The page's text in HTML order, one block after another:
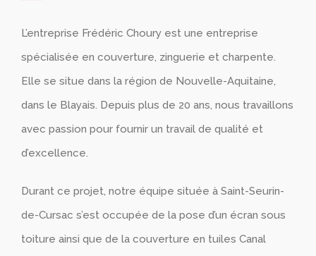
L’entreprise Frédéric Choury est une entreprise
spécialisée en couverture, zinguerie et charpente.
Elle se situe dans la région de Nouvelle-Aquitaine,
dans le Blayais. Depuis plus de 20 ans, nous travaillons
avec passion pour fournir un travail de qualité et
d’excellence.
Durant ce projet, notre équipe située à Saint-Seurin-
de-Cursac s’est occupée de la pose d’un écran sous
toiture ainsi que de la couverture en tuiles Canal